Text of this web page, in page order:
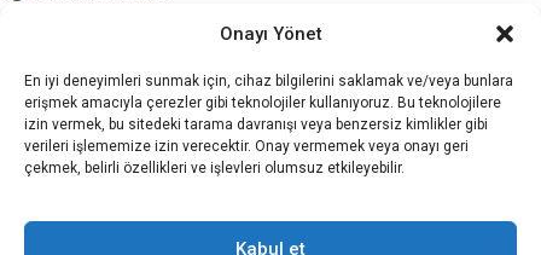
Onayı Yönet
En iyi deneyimleri sunmak için, cihaz bilgilerini saklamak ve/veya bunlara
erişmek amacıyla çerezler gibi teknolojiler kullanıyoruz. Bu teknolojilere
izin vermek, bu sitedeki tarama davranışı veya benzersiz kimlikler gibi
verileri işlememize izin verecektir. Onay vermemek veya onayı geri
çekmek, belirli özellikleri ve işlevleri olumsuz etkileyebilir.
Kabul et
Gold üyelik nedir
Kariyer